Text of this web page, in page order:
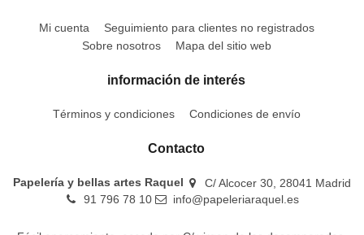
Mi cuenta
Seguimiento para clientes no registrados
Sobre nosotros
Mapa del sitio web
información de interés
Términos y condiciones Condiciones de envío
Contacto
Papelería y bellas artes Raquel
C/ Alcocer 30, 28041 Madrid
91 796 78 10
info@papeleriaraquel.es